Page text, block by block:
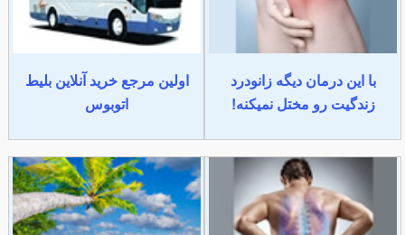
با این درمان دیگه زانودرد
زندگیت رو مختل نمیکنه!
اولین مرجع خرید آنلاین بلیط
اتوبوس